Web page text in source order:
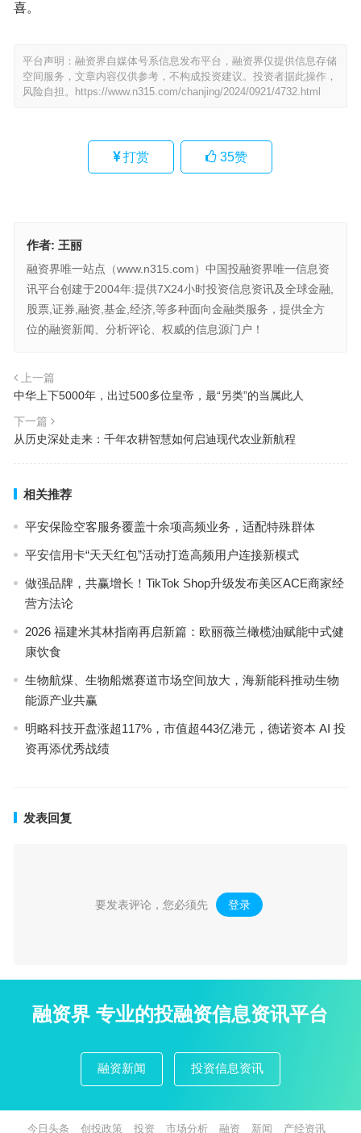
喜。
平台声明：融资界自媒体号系信息发布平台，融资界仅提供信息存储
空间服务，文章内容仅供参考，不构成投资建议。投资者据此操作，
风险自担。
https://www.n315.com/chanjing/2024/0921/4732.html
打赏 35赞
作者: 王丽
融资界唯一站点（www.n315.com）中国投融资界唯一信息资
讯平台创建于2004年:提供7X24小时投资信息资讯及全球金融,
股票,证券,融资,基金,经济,等多种面向金融类服务，提供全方
位的融资新闻、分析评论、权威的信息源门户！
上一篇
中华上下5000年，出过500多位皇帝，最“另类”的当属此人
下一篇
从历史深处走来：千年农耕智慧如何启迪现代农业新航程
相关推荐
平安保险空客服务覆盖十余项高频业务，适配特殊群体
平安信用卡“天天红包”活动打造高频用户连接新模式
做强品牌，共赢增长！TikTok Shop升级发布美区ACE商家经
营方法论
2026 福建米其林指南再启新篇：欧丽薇兰橄榄油赋能中式健
康饮食
生物航煤、生物船燃赛道市场空间放大，海新能科推动生物
能源产业共赢
明略科技开盘涨超117%，市值超443亿港元，德诺资本 AI 投
资再添优秀战绩
发表回复
要发表评论，您必须先 登录 。
融资界 专业的投融资信息资讯平台
融资新闻 投资信息资讯
今日头条 创投政策 投资 市场分析 融资 新闻 产经资讯